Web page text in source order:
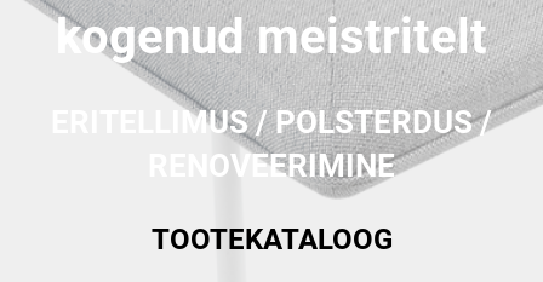
kogenud meistritelt
ERITELLIMUS / POLSTERDUS /
RENOVEERIMINE
TOOTEKATALOOG